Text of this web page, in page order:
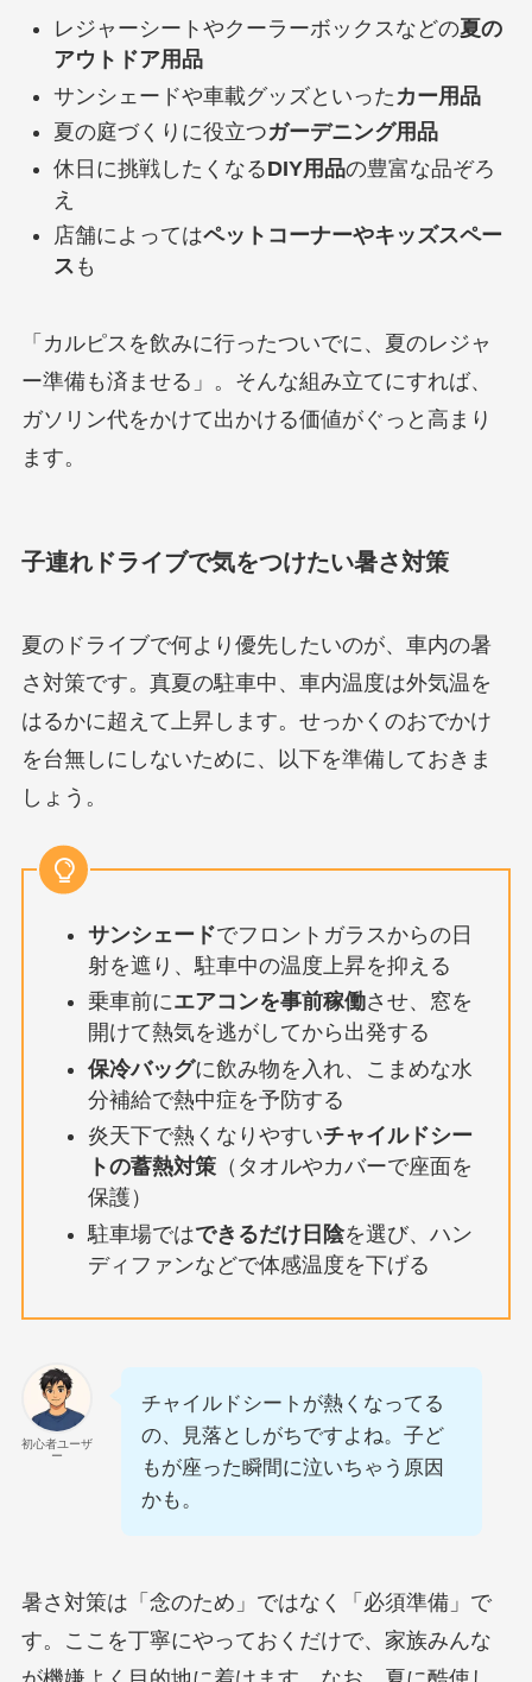
レジャーシートやクーラーボックスなどの夏の
アウトドア用品
サンシェードや車載グッズといった カー用品
夏の庭づくりに役立つガーデニング用品
休日に挑戦したくなるDIY用品の豊富な品ぞろ
え
店舗によってはペットコーナーやキッズスペー
ス も
「カルピスを飲みに行ったついでに、夏のレジャ
ー準備も済ませる」。そんな組み立てにすれば、
ガソリン代をかけて出かける価値がぐっと高まり
ます。
子連れドライブで気をつけたい暑さ対策
夏のドライブで何より優先したいのが、車内の暑
さ対策です。真夏の駐車中、車内温度は外気温を
はるかに超えて上昇します。せっかくのおでかけ
を台無しにしないために、以下を準備しておきま
しょう。
サンシェードでフロントガラスからの日
射を遮り、駐車中の温度上昇を抑える
乗車前にエアコンを事前稼働させ、窓を
開けて熱気を逃がしてから出発する
保冷バッグに飲み物を入れ、こまめな水
分補給で熱中症を予防する
炎天下で熱くなりやすいチャイルドシー
トの蓄熱対策（タオルやカバーで座面を
保護）
駐車場ではできるだけ日陰を選び、ハン
ディファンなどで体感温度を下げる
初心者ユーザ
ー
チャイルドシートが熱くなってる
の、見落としがちですよね。子ど
もが座った瞬間に泣いちゃう原因
かも。
暑さ対策は「念のため」ではなく「必須準備」で
す。ここを丁寧にやっておくだけで、家族みんな